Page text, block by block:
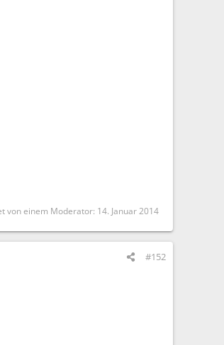
von einem Moderator: 14. Januar 2014
#152